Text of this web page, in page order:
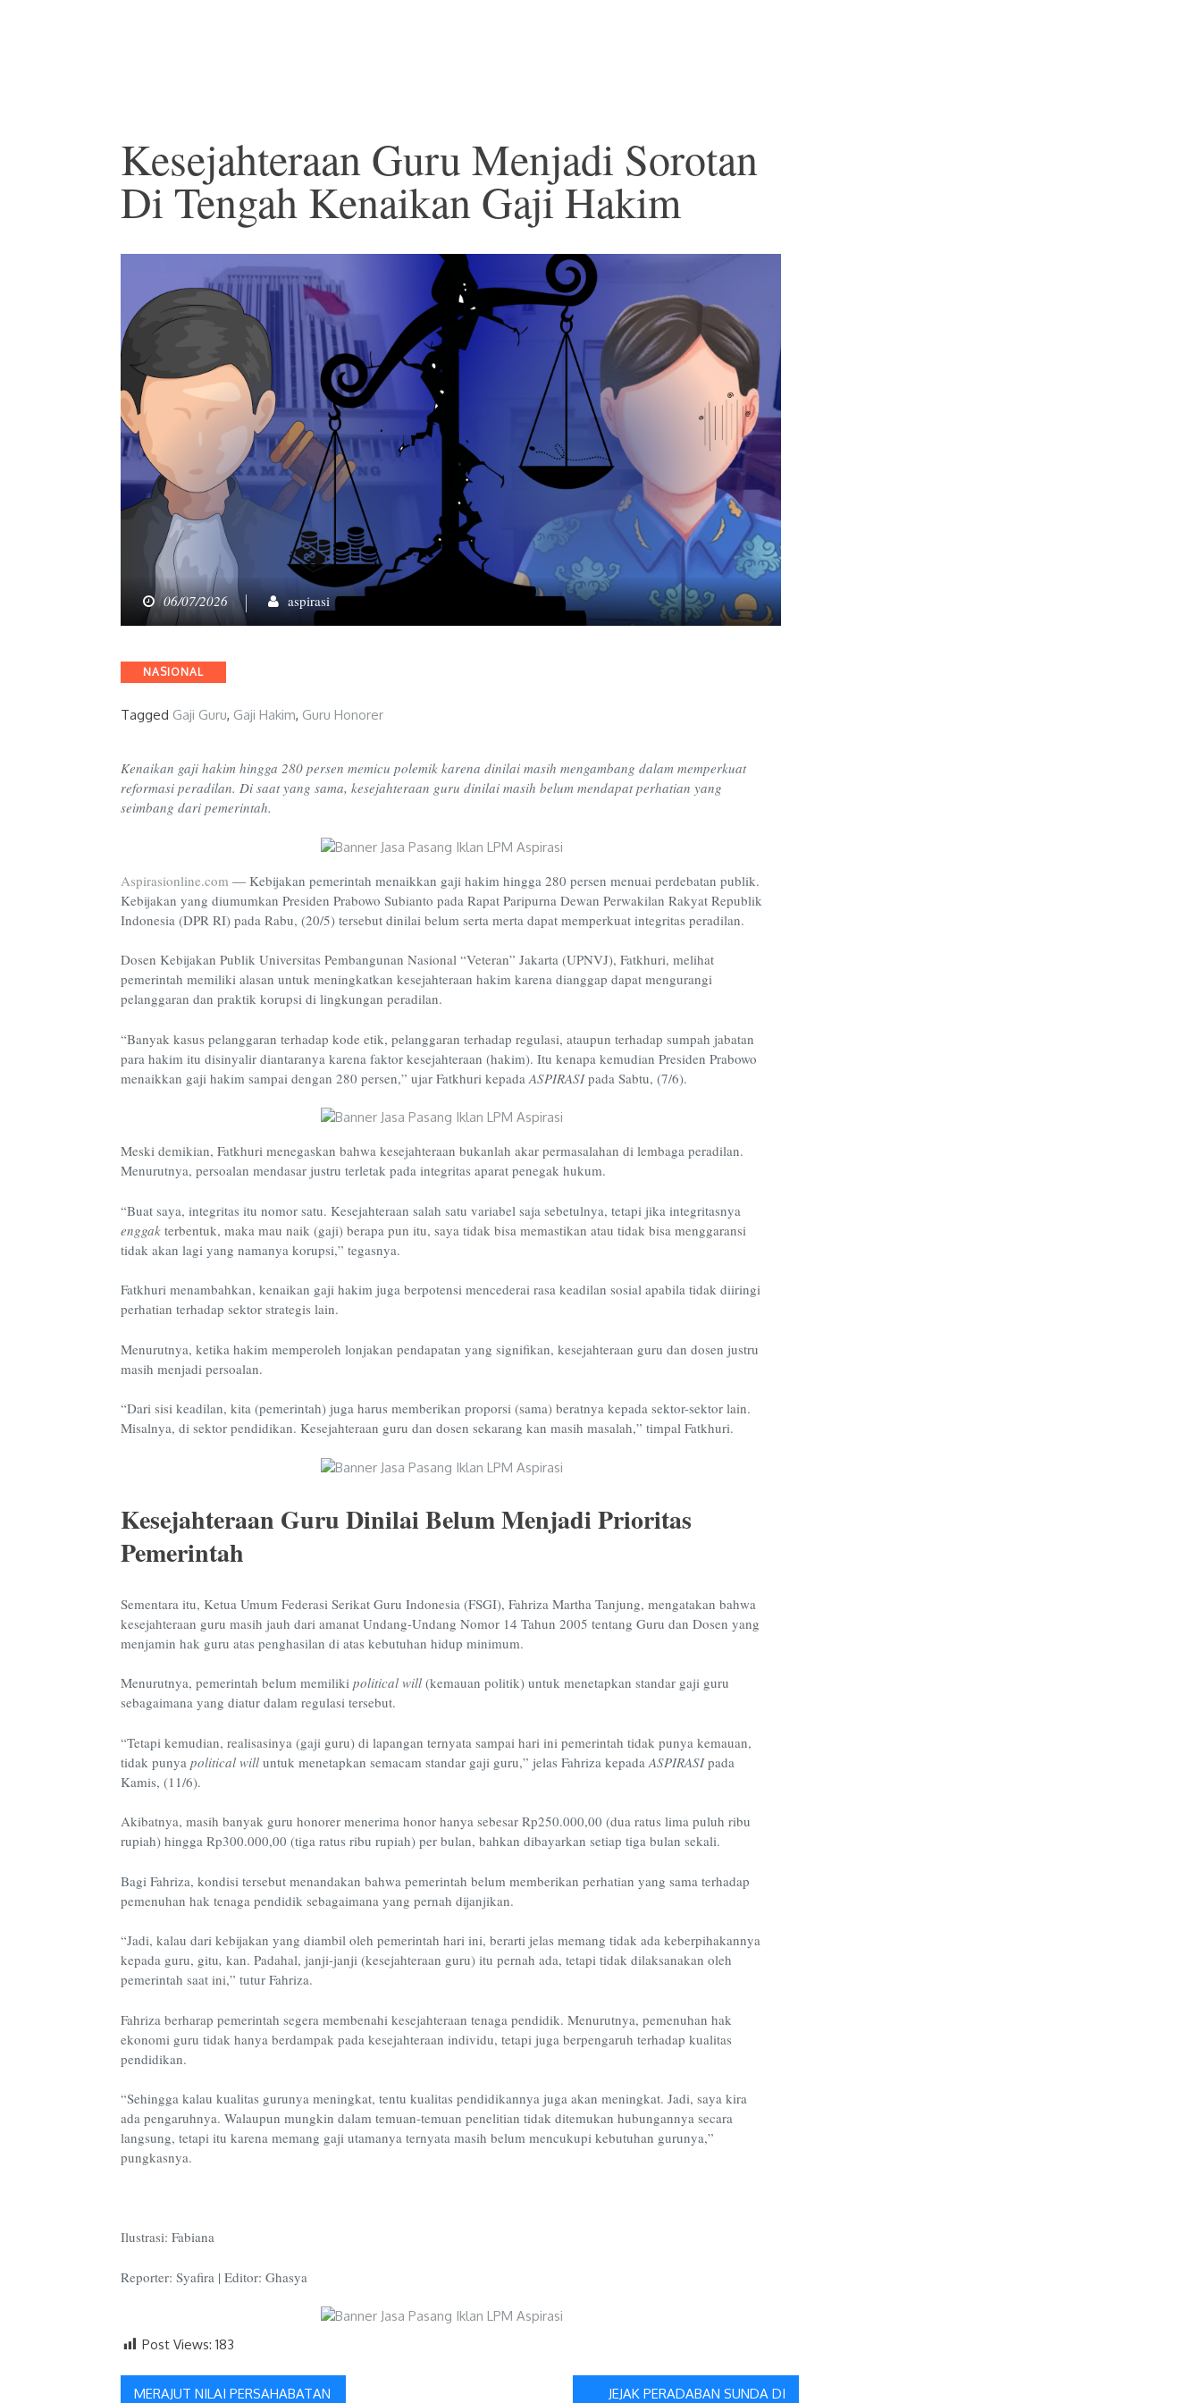
Kesejahteraan Guru Menjadi Sorotan
Di Tengah Kenaikan Gaji Hakim
06/07/2026 aspirasi
Categories
NASIONAL
Tagged Gaji Guru, Gaji Hakim, Guru Honorer
Kenaikan gaji hakim hingga 280 persen memicu polemik karena dinilai masih mengambang dalam memperkuat
reformasi peradilan. Di saat yang sama, kesejahteraan guru dinilai masih belum mendapat perhatian yang
seimbang dari pemerintah.
Aspirasionline.com — Kebijakan pemerintah menaikkan gaji hakim hingga 280 persen menuai perdebatan publik.
Kebijakan yang diumumkan Presiden Prabowo Subianto pada Rapat Paripurna Dewan Perwakilan Rakyat Republik
Indonesia (DPR RI) pada Rabu, (20/5) tersebut dinilai belum serta merta dapat memperkuat integritas peradilan.
Dosen Kebijakan Publik Universitas Pembangunan Nasional “Veteran” Jakarta (UPNVJ), Fatkhuri, melihat
pemerintah memiliki alasan untuk meningkatkan kesejahteraan hakim karena dianggap dapat mengurangi
pelanggaran dan praktik korupsi di lingkungan peradilan.
“Banyak kasus pelanggaran terhadap kode etik, pelanggaran terhadap regulasi, ataupun terhadap sumpah jabatan
para hakim itu disinyalir diantaranya karena faktor kesejahteraan (hakim). Itu kenapa kemudian Presiden Prabowo
menaikkan gaji hakim sampai dengan 280 persen,” ujar Fatkhuri kepada ASPIRASIpada Sabtu, (7/6).
Meski demikian, Fatkhuri menegaskan bahwa kesejahteraan bukanlah akar permasalahan di lembaga peradilan.
Menurutnya, persoalan mendasar justru terletak pada integritas aparat penegak hukum.
“Buat saya, integritas itu nomor satu. Kesejahteraan salah satu variabel saja sebetulnya, tetapi jika integritasnya
enggakterbentuk, maka mau naik (gaji) berapa pun itu, saya tidak bisa memastikan atau tidak bisa menggaransi
tidak akan lagi yang namanya korupsi,” tegasnya.
Fatkhuri menambahkan, kenaikan gaji hakim juga berpotensi mencederai rasa keadilan sosial apabila tidak diiringi
perhatian terhadap sektor strategis lain.
Menurutnya, ketika hakim memperoleh lonjakan pendapatan yang signifikan, kesejahteraan guru dan dosen justru
masih menjadi persoalan.
“Dari sisi keadilan, kita (pemerintah) juga harus memberikan proporsi (sama) beratnya kepada sektor-sektor lain.
Misalnya, di sektor pendidikan. Kesejahteraan guru dan dosen sekarang kan masih masalah,” timpal Fatkhuri.
Kesejahteraan Guru Dinilai Belum Menjadi Prioritas
Pemerintah
Sementara itu, Ketua Umum Federasi Serikat Guru Indonesia (FSGI), Fahriza Martha Tanjung, mengatakan bahwa
kesejahteraan guru masih jauh dari amanat Undang-Undang Nomor 14 Tahun 2005 tentang Guru dan Dosen yang
menjamin hak guru atas penghasilan di atas kebutuhan hidup minimum.
Menurutnya, pemerintah belum memiliki political will(kemauan politik) untuk menetapkan standar gaji guru
sebagaimana yang diatur dalam regulasi tersebut.
“Tetapi kemudian, realisasinya (gaji guru) di lapangan ternyata sampai hari ini pemerintah tidak punya kemauan,
tidak punya political willuntuk menetapkan semacam standar gaji guru,” jelas Fahriza kepada ASPIRASIpada
Kamis, (11/6).
Akibatnya, masih banyak guru honorer menerima honor hanya sebesar Rp250.000,00 (dua ratus lima puluh ribu
rupiah) hingga Rp300.000,00 (tiga ratus ribu rupiah) per bulan, bahkan dibayarkan setiap tiga bulan sekali.
Bagi Fahriza, kondisi tersebut menandakan bahwa pemerintah belum memberikan perhatian yang sama terhadap
pemenuhan hak tenaga pendidik sebagaimana yang pernah dijanjikan.
“Jadi, kalau dari kebijakan yang diambil oleh pemerintah hari ini, berarti jelas memang tidak ada keberpihakannya
kepada guru, gitu, kan. Padahal, janji-janji (kesejahteraan guru) itu pernah ada, tetapi tidak dilaksanakan oleh
pemerintah saat ini,” tutur Fahriza.
Fahriza berharap pemerintah segera membenahi kesejahteraan tenaga pendidik. Menurutnya, pemenuhan hak
ekonomi guru tidak hanya berdampak pada kesejahteraan individu, tetapi juga berpengaruh terhadap kualitas
pendidikan.
“Sehingga kalau kualitas gurunya meningkat, tentu kualitas pendidikannya juga akan meningkat. Jadi, saya kira
ada pengaruhnya. Walaupun mungkin dalam temuan-temuan penelitian tidak ditemukan hubungannya secara
langsung, tetapi itu karena memang gaji utamanya ternyata masih belum mencukupi kebutuhan gurunya,”
pungkasnya.
Ilustrasi: Fabiana
Reporter: Syafira | Editor: Ghasya
Post Views: 183
Navigasi
MERAJUT NILAI PERSAHABATAN
JEJAK PERADABAN SUNDA DI